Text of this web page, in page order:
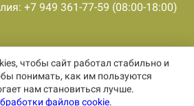
+7 949 361-77-59 (08:00-18:00)
защищены, ООО «ПКМФ «Ольвия-
9308009362 КПП 930301001
чтобы сайт работал стабильно и
понимать, как им пользуются
нам становиться лучше.
файлов cookie.